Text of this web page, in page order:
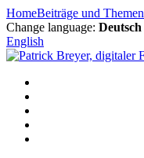
Zum
Inhalt
springen
HomeBeiträge und Themen
Change language: Deutsch
English